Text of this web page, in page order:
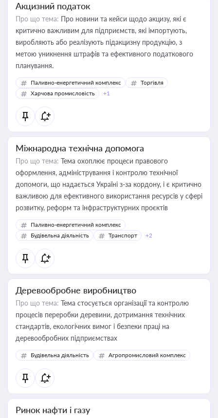
Акцизний податок
Про що тема: Про новини та кейси щодо акцизу, які є
критично важливим для підприємств, які імпортують,
виробляють або реалізують підакцизну продукцію, з
метою уникнення штрафів та ефективного податкового
планування.
Паливно-енергетичний комплекс
Торгівля
Харчова промисловість
+1
Міжнародна технічна допомога
Про що тема: Тема охоплює процеси правового
оформлення, адміністрування і контролю технічної
допомоги, що надається Україні з-за кордону, і є критично
важливою для ефективного використання ресурсів у сфері
розвитку, реформ та інфраструктурних проєктів
Паливно-енергетичний комплекс
Будівельна діяльність
Транспорт +2
Деревообробне виробництво
Про що тема: Тема стосується організації та контролю
процесів переробки деревини, дотримання технічних
стандартів, екологічних вимог і безпеки праці на
деревообробних підприємствах
Будівельна діяльність Агропромисловий комплекс
Ринок нафти і газу